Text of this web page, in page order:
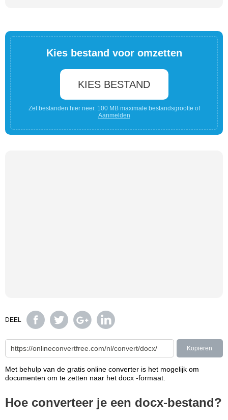
Kies bestand voor omzetten
KIES BESTAND
Zet bestanden hier neer. 100 MB maximale bestandsgrootte of
Aanmelden
DEEL
Kopiëren
Met behulp van de gratis online converter is het mogelijk om
documenten om te zetten naar het docx -formaat.
Hoe converteer je een docx-bestand?